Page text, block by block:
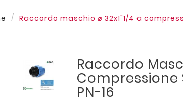
Raccordo maschio ⌀ 32x1"1/4 a
Raccordo
Compressione
PN-16